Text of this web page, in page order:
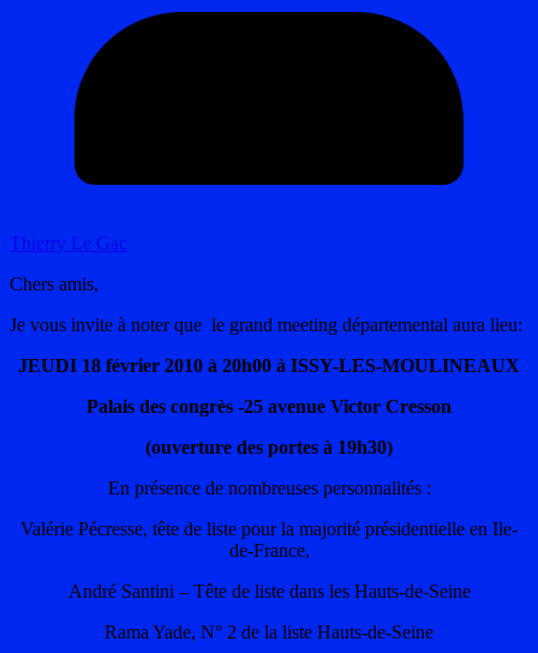
Thierry Le Gac
Chers amis,
Je vous invite à noter que le grand meeting départemental aura lieu:
JEUDI 18 février 2010 à 20h00 à ISSY-LES-MOULINEAUX
Palais des congrès -25 avenue Victor Cresson
(ouverture des portes à 19h30)
En présence de nombreuses personnalités :
Valérie Pécresse, tête de liste pour la majorité présidentielle en Ile-
de-France,
André Santini – Tête de liste dans les Hauts-de-Seine
Rama Yade, N° 2 de la liste Hauts-de-Seine